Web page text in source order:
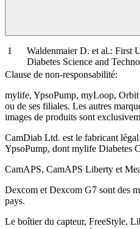
Waldenmaier D. et al.: First
Diabetes Science and
Clause de non-responsabilité:
mylife, YpsoPump, myLoop, Orbit
ou de ses filiales. Les autres
images de produits sont
CamDiab Ltd. est le fabricant
YpsoPump, dont mylife Diabetes
CamAPS, CamAPS Liberty et
Dexcom et Dexcom G7 sont des
pays.
Le boîtier du capteur, FreeStyle,